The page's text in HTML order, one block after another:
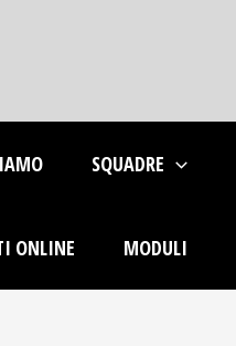
SQUADRE
ONLINE MODULI